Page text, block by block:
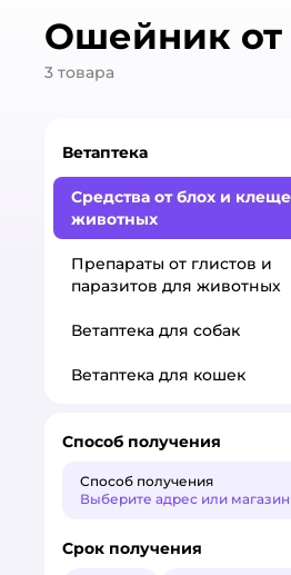
Ошейник от
3 товара
Ветаптека
Средства от блох и
животных
Препараты от глистов и
паразитов для животных
Ветаптека для собак
Ветаптека для кошек
Способ получения
Способ получения
Выберите адрес или магазин
Способ
Срок получения